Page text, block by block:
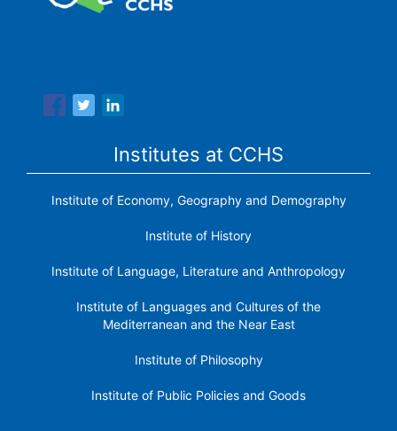
Institutes at CCHS
Institute of Economy, Geography and Demography
Institute of History
Institute of Language, Literature and Anthropology
Institute of Languages ​​and Cultures of the
Mediterranean and the Near East
Institute of Philosophy
Institute of Public Policies and Goods